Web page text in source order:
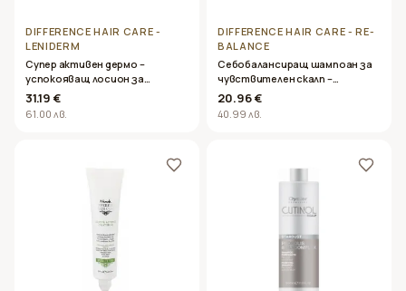
DIFFERENCE HAIR CARE -
LENIDERM
Супер активен дермо –
успокояващ лосион за
чувствителен скалп–
Difference Hair Care leniderm
calming lotion- 125 мл.
31.19 €
61.00 лв.
DIFFERENCE HAIR CARE - RE-
BALANCE
Себобалансиращ шампоан за
чувствителен скалп –
Difference Hair Care – RE-
BALANCE 500ml
20.96 €
40.99 лв.